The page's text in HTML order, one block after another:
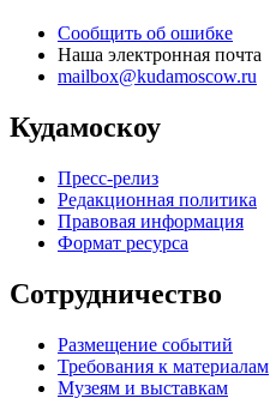
Сообщить об ошибке
Наша электронная почта
mailbox@kudamoscow.ru
Кудамоскоу
Пресс-релиз
Редакционная политика
Правовая информация
Формат ресурса
Сотрудничество
Размещение событий
Требования к материалам
Музеям и выставкам